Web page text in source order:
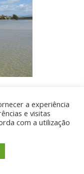
- Desenvolvido
a experiência
e visitas
com a utilização